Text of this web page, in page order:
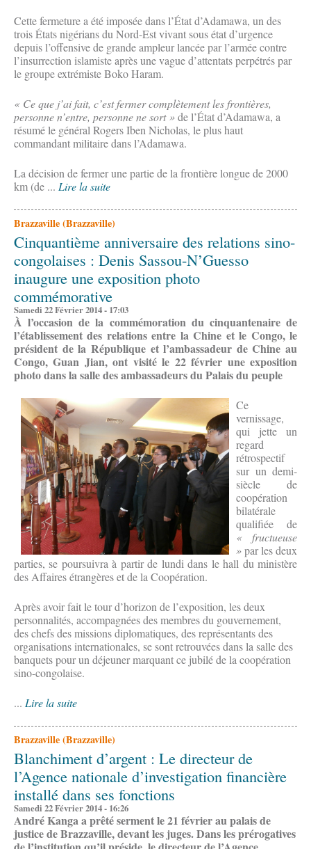
Cette fermeture a été imposée dans l’État d’Adamawa, un des
trois États nigérians du Nord-Est vivant sous état d’urgence
depuis l’offensive de grande ampleur lancée par l’armée contre
l’insurrection islamiste après une vague d’attentats perpétrés par
le groupe extrémiste Boko Haram.
« Ce que j’ai fait, c’est fermer complètement les frontières,
personne n’entre, personne ne sort »de l’État d’Adamawa, a
résumé le général Rogers Iben Nicholas, le plus haut
commandant militaire dans l’Adamawa.
La décision de fermer une partie de la frontière longue de 2000
km (de ... Lire la suite
Brazzaville (Brazzaville)
Cinquantième anniversaire des relations sino-
congolaises : Denis Sassou-N’Guesso
inaugure une exposition photo
commémorative
Samedi 22 Février 2014 - 17:03
À l’occasionde la commémoration du cinquantenaire de
l’établissement des relations entre la Chine et le Congo, le
président de la République et l’ambassadeur de Chine au
Congo, Guan Jian, ont visité le 22 février une exposition
photo dans la salle des ambassadeurs du Palais du peuple
Ce
vernissage,
qui jette un
regard
rétrospectif
sur un demi-
siècle de
coopération
bilatérale
qualifiée de
« fructueuse
»par les deux
parties, se poursuivra à partir de lundi dans le hall du ministère
des Affaires étrangères et de la Coopération.
Après avoir fait le tour d’horizon de l’exposition, les deux
personnalités, accompagnées des membres du gouvernement,
des chefs des missions diplomatiques, des représentants des
organisations internationales, se sont retrouvées dans la salle des
banquets pour un déjeuner marquant ce jubilé de la coopération
sino-congolaise.
... Lire la suite
Brazzaville (Brazzaville)
Blanchiment d’argent : Le directeur de
l’Agence nationale d’investigation financière
installé dans ses fonctions
Samedi 22 Février 2014 - 16:26
André Kanga a prêté serment le 21 février au palais de
justice de Brazzaville, devant les juges. Dans les prérogatives